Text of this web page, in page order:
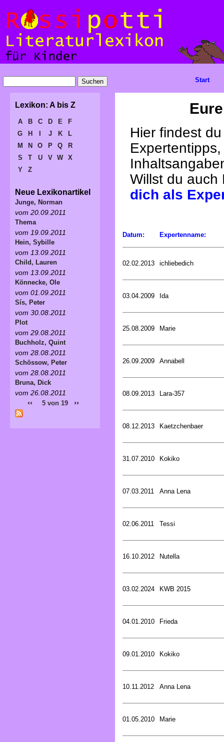
Hier findest
Willst du
dich als
Datum: Expertenname:
02.02.2013 ichliebedich
03.04.2009 Ida
25.08.2009 Marie
26.09.2009 Annabell
08.09.2013 Lara-357
08.12.2013 Kaetzchenbaer
31.07.2010 Kokiko
07.03.2011 Anna Lena
02.06.2011 Tessi
16.10.2012 Nutella
03.02.2024 KWB 2015
04.01.2010 Frieda
09.01.2010 Kokiko
10.11.2012 Anna Lena
01.05.2010 Marie
Start
Lexikon: A bis Z
A B C D E
F
G
H J K
L
M
N O P Q
R
S
T U V W
X
Y
Z
Neue Lexikonartikel
Junge, Norman
vom 20.09.2011
Thema
vom 19.09.2011
Hein, Sybille
vom 13.09.2011
Child, Lauren
vom 13.09.2011
Könnecke, Ole
vom 01.09.2011
Sís, Peter
vom 30.08.2011
Plot
vom 29.08.2011
Buchholz, Quint
vom 28.08.2011
Schössow, Peter
vom 28.08.2011
Bruna, Dick
vom 26.08.2011
‹‹ 5 von 19 ››